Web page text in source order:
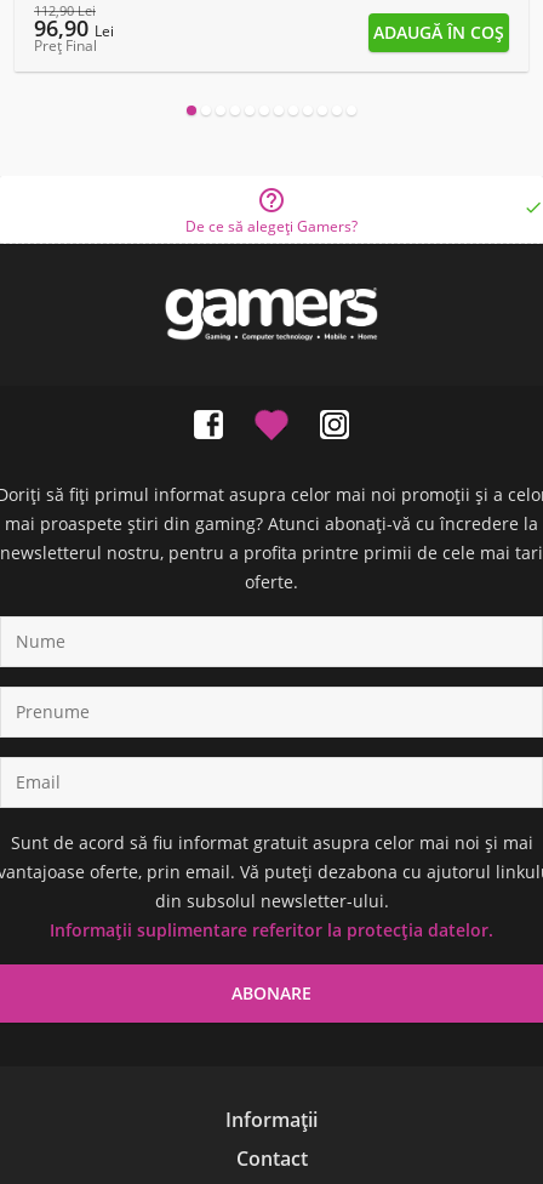
112,90Lei
96,90 Lei
Preț Final

De ce să alegeți Gamers?

să fiți primul informat asupra celor mai noi promoții și a
mai proaspete știri din gaming? Atunci abonați-vă cu încredere la
newsletterul nostru, pentru a profita printre primii de cele mai tari
oferte.
Sunt de acord să fiu informat gratuit asupra celor mai noi și mai
oferte, prin email. Vă puteți dezabona cu ajutorul
din subsolul newsletter-ului.
Informații suplimentare referitor la protecția datelor.
Informații
Contact